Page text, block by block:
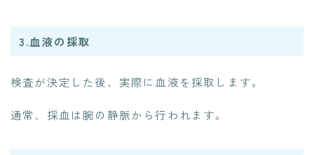
3.血液の採取
検査が決定した後、実際に血液を採取します。
通常、採血は腕の静脈から行われます。